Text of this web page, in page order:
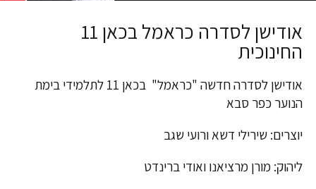
אודישן לסדרה כראמל בכאן 11
החינוכית
אודישן לסדרה חדשה "כראמל" בכאן 11 לתלמידי בימת
הנוער כפר סבא
יוצרים: שירילי דשא ורועי שגב
ליהוק: מורן מרציאנו ואודי ברינדט